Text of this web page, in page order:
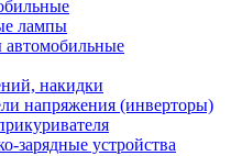
лампы
накидки
напряжения (инверторы)
зарядные устройства